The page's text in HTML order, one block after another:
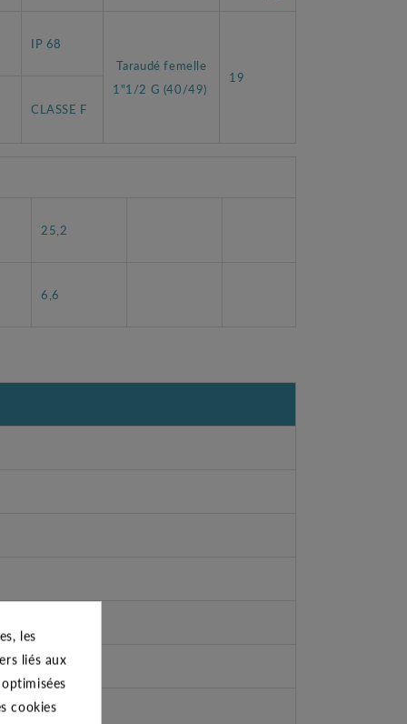
IP 68
Taraudé femelle
1"1/2 G (40/49)
19
CLASSE F
25,2
6,6
les
liés aux
cookies